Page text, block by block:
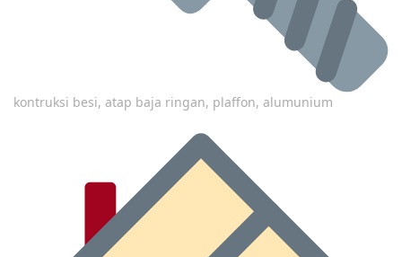
kontruksi besi, atap baja ringan, plaffon, alumunium